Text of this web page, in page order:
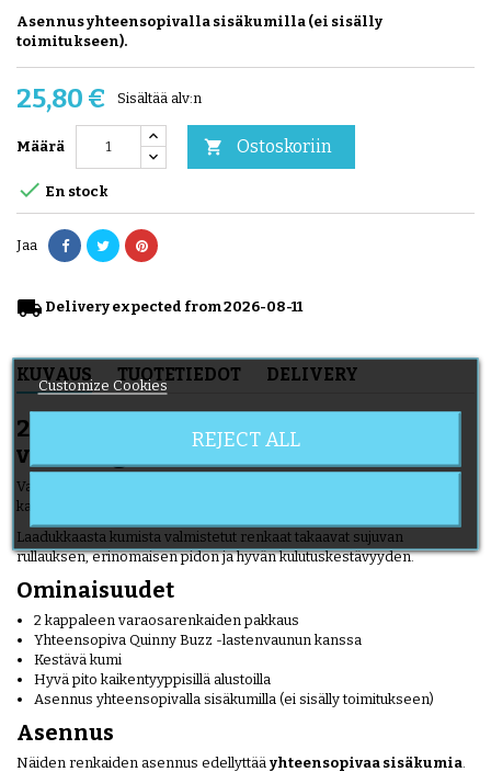
Asennus yhteensopivalla sisäkumilla (ei sisälly
toimitukseen).
25,80 € Sisältää alv:n
Määrä  Ostoskoriin
 En stock
Jaa
local_shipping Delivery expected from 2026-08-11
KUVAUS TUOTETIEDOT DELIVERY
2 kpl Quinny Buzz -yhteensopivia
vararengasta
Vaihda
kappaleen varaosarenkaiden pakkaukseen.
Laadukkaasta kumista valmistetut renkaat takaavat sujuvan
rullauksen, erinomaisen pidon ja hyvän kulutuskestävyyden.
Ominaisuudet
2 kappaleen varaosarenkaiden pakkaus
Yhteensopiva Quinny Buzz -lastenvaunun kanssa
Kestävä kumi
Hyvä pito kaikentyyppisillä alustoilla
Asennus yhteensopivalla sisäkumilla (ei sisälly toimitukseen)
Asennus
Näiden renkaiden asennus edellyttää yhteensopivaa sisäkumia
Customize Cookies
REJECT ALL